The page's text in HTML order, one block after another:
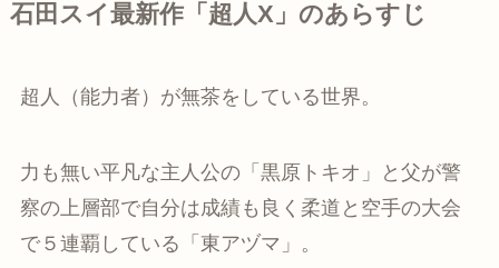
石田スイ最新作「超人X」のあらすじ
超人（能力者）が無茶をしている世界。
力も無い平凡な主人公の「黒原トキオ」と父が警
察の上層部で自分は成績も良く柔道と空手の大会
で５連覇している「東アヅマ」。